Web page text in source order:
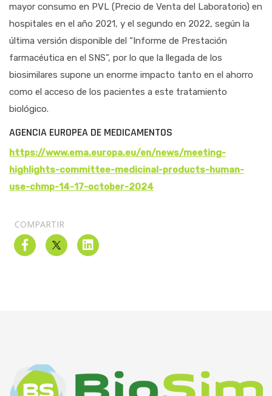
mayor consumo en PVL (Precio de Venta del Laboratorio) en
hospitales en el año 2021, y el segundo en 2022, según la
última versión disponible del “Informe de Prestación
farmacéutica en el SNS”, por lo que la llegada de los
biosimilares supone un enorme impacto tanto en el ahorro
como el acceso de los pacientes a este tratamiento
biológico.
AGENCIA EUROPEA DE MEDICAMENTOS
https://www.ema.europa.eu/en/news/meeting-
highlights-committee-medicinal-products-human-
use-chmp-14-17-october-2024
COMPARTIR